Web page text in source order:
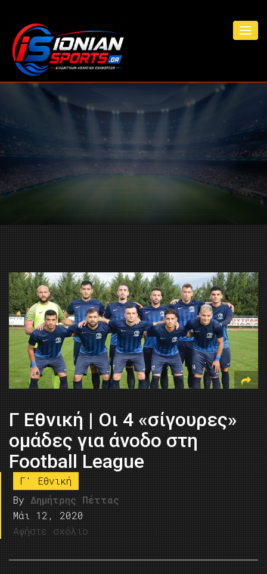
Γ Εθνική | Οι 4 «σίγουρες»
ομάδες για άνοδο στη
Football League
Γ' Εθνική
By Δημήτρης Πέττας
Μάι 12, 2020
Αφήστε σχόλιο